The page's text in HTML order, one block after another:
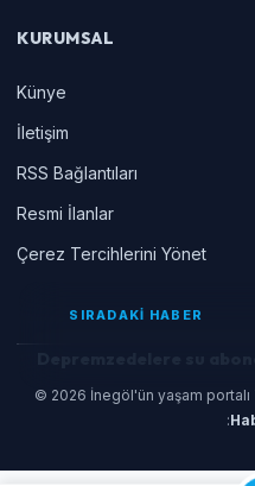
KURUMSAL
Künye
İletişim
RSS Bağlantıları
Resmi İlanlar
Çerez Tercihlerini Yönet
© 2026 İnegöl'ün yaşam portalı
:
SIRADAKİ HABER